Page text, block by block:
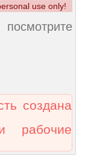
use only!
создана
рабочие